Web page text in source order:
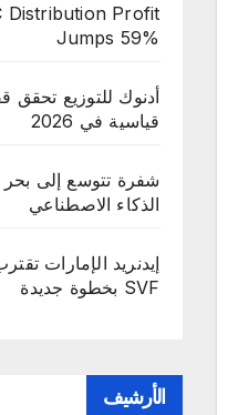
Distribution Profit
Jumps 59%
أدنوك للتوزيع تحقق
قياسية في 2026
شفرة تتوسع إلى
الذكاء الاصطناعي
إيدنريد الإمارات
SVF بخطوة جديدة
الأرشيف